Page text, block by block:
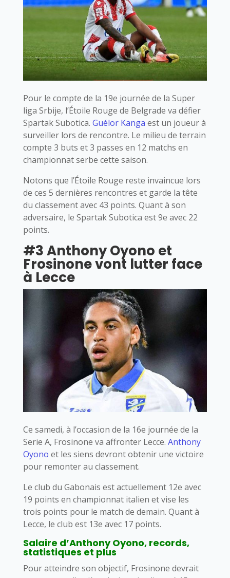
Pour le compte de la 19e journée de la Super
liga Srbije, l’Étoile Rouge de Belgrade va défier
Spartak Subotica. Guélor Kanga est un joueur à
surveiller lors de rencontre. Le milieu de terrain
compte 3 buts et 3 passes en 12 matchs en
championnat serbe cette saison.
Notons que l’Étoile Rouge reste invaincue lors
de ces 5 dernières rencontres et garde la tête
du classement avec 43 points. Quant à son
adversaire, le Spartak Subotica est 9e avec 22
points.
#3 Anthony Oyono et
Frosinone vont lutter face
à Lecce
Ce samedi, à l’occasion de la 16e journée de la
Serie A, Frosinone va affronter Lecce. Anthony
Oyono et les siens devront obtenir une victoire
pour remonter au classement.
Le club du Gabonais est actuellement 12e avec
19 points en championnat italien et vise les
trois points pour le match de demain. Quant à
Lecce, le club est 13e avec 17 points.
Salaire d’Anthony Oyono, records,
statistiques et plus
Pour atteindre son objectif, Frosinone devrait